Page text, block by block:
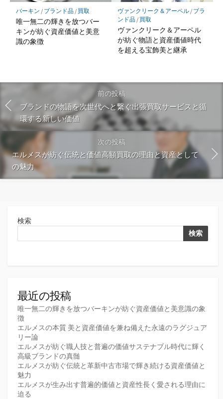
バーキン / ブランド品/ 買取
唯一無二の輝きを放つバー
キンが紡ぐ資産価値と美意
識の象徴
ヴァンクリーク＆アーペル/ ブラ
ンド品/ 買取
ヴァンクリーク＆アーペル
が紡ぐ物語と資産価値時代
を超える宝飾美と継承
前の投稿
ブランドの物語を次世代へと繋ぐ出張買取サービスと循
環する新しい価値
次の投稿
エルメスが紡ぐ伝統と価値高額買取の理由と資産として
の魅力
検索
検索
最近の投稿
唯一無二の輝きを放つバーキンが紡ぐ資産価値と美意識の象
徴
エルメスの本質 美と資産価値を兼ね備えた永遠のラグジュア
リー論
エルメスが紡ぐ職人技と普遍の価値サステナブル時代に輝く
高級ブランドの真髄
エルメスが紡ぐ伝統と革新中古市場で輝き続ける資産価値と
魅力
エルメスが生み出す普遍的価値と資産性長く愛される理由に
迫る